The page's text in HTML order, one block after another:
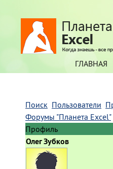
ГЛАВНАЯ
Поиск Пользователи
Форумы "Планета Excel"
Профиль
Олег Зубков